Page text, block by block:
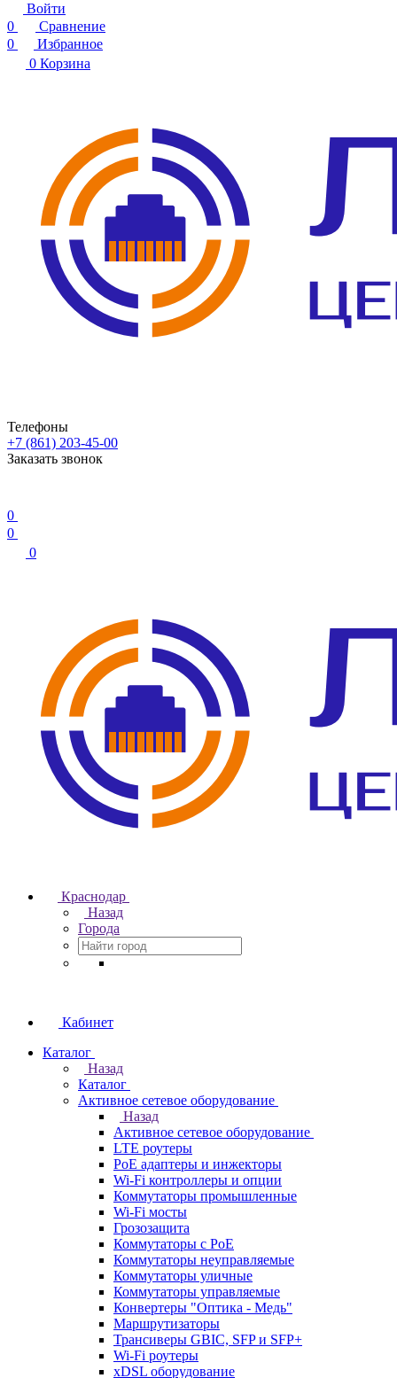
Войти
0
Сравнение
0
Избранное
0 Корзина
Телефоны
+7 (861) 203-45-00
Заказать звонок
0
0
0
Краснодар
Назад
Города
Кабинет
Каталог
Назад
Каталог
Активное сетевое оборудование
Назад
Активное сетевое оборудование
LTE роутеры
PoE адаптеры и инжекторы
Wi-Fi контроллеры и опции
Коммутаторы промышленные
Wi-Fi мосты
Грозозащита
Коммутаторы c PoE
Коммутаторы неуправляемые
Коммутаторы уличные
Коммутаторы управляемые
Конвертеры "Оптика - Медь"
Маршрутизаторы
Трансиверы GBIC, SFP и SFP+
Wi-Fi роутеры
xDSL оборудование